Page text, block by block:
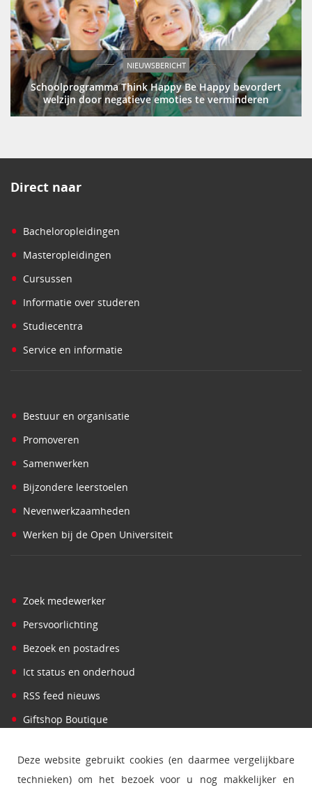
NIEUWSBERICHT
Schoolprogramma Think Happy Be Happy bevordert
welzijn door negatieve emoties te verminderen
Deze website gebruikt cookies (en daarmee vergelijkbare
technieken) om het bezoek voor u nog makkelijker en
Direct naar
• Bacheloropleidingen
• Masteropleidingen
• Cursussen
• Informatie over studeren
• Studiecentra
• Service en informatie
• Bestuur en organisatie
• Promoveren
• Samenwerken
• Bijzondere leerstoelen
• Nevenwerkzaamheden
• Werken bij de Open Universiteit
• Zoek medewerker
• Persvoorlichting
• Bezoek en postadres
• Ict status en onderhoud
• RSS feed nieuws
• Giftshop Boutique